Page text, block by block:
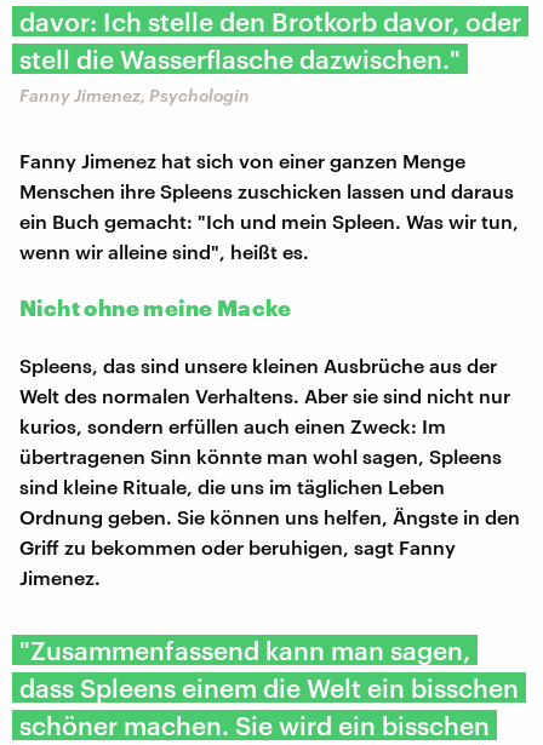
davor: Ich stelle den Brotkorb davor, oder
stell die Wasserflasche dazwischen."
Fanny Jimenez, Psychologin
Fanny Jimenez hat sich von einer ganzen Menge
Menschen ihre Spleens zuschicken lassen und daraus
ein Buch gemacht: "Ich und mein Spleen. Was wir tun,
wenn wir alleine sind", heißt es.
Nicht ohne meine Macke
Spleens, das sind unsere kleinen Ausbrüche aus der
Welt des normalen Verhaltens. Aber sie sind nicht nur
kurios, sondern erfüllen auch einen Zweck: Im
übertragenen Sinn könnte man wohl sagen, Spleens
sind kleine Rituale, die uns im täglichen Leben
Ordnung geben. Sie können uns helfen, Ängste in den
Griff zu bekommen oder beruhigen, sagt Fanny
Jimenez.
"Zusammenfassend kann man sagen,
dass Spleens einem die Welt ein bisschen
schöner machen. Sie wird ein bisschen